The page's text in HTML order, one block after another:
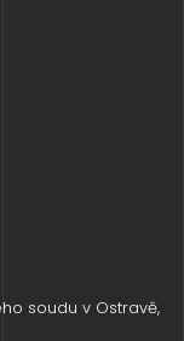
soudu v Ostravě,